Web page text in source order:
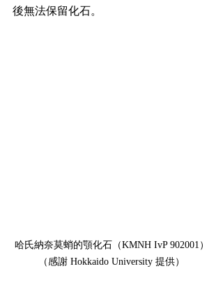
後無法保留化石。
哈氏納奈莫蛸的顎化石（KMNH IvP 902001）
（感謝 Hokkaido University 提供）